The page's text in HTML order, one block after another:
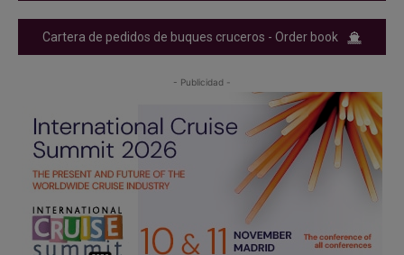
Cartera de pedidos de buques cruceros - Order book
- Publicidad -